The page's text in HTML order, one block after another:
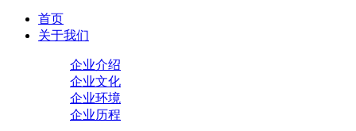
首页
关于我们
企业介绍
企业文化
企业环境
企业历程